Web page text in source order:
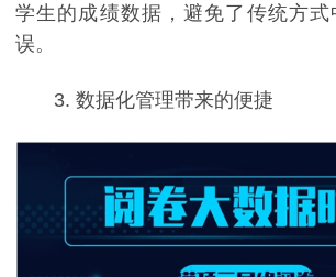
学生的成绩数据，避免了传统方
误。
3. 数据化管理带来的便捷